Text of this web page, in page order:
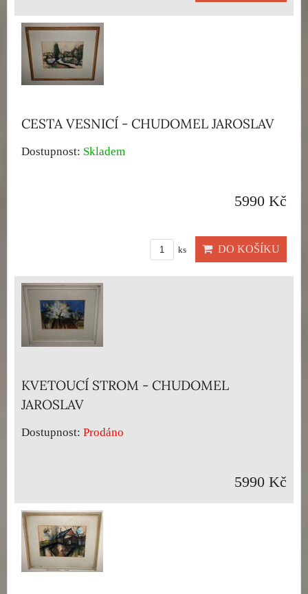
CESTA VESNICÍ - CHUDOMEL JAROSLAV
Dostupnost: Skladem
5990 Kč
ks DO KOŠÍKU
KVETOUCÍ STROM - CHUDOMEL
JAROSLAV
Dostupnost: Prodáno
5990 Kč